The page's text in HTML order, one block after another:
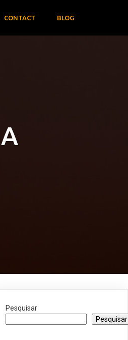
CONTACT BLOG
Pesquisar
Pesquisar